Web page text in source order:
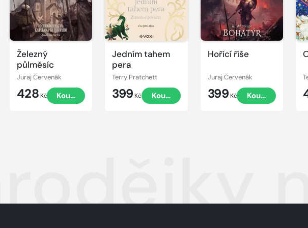
Železný
půlměsíc
Juraj Červenák
428 Kč Koupit
Jedním tahem
pera
Terry Pratchett
399 Kč Koupit
Hořící říše
Juraj Červenák
399 Kč Koupit